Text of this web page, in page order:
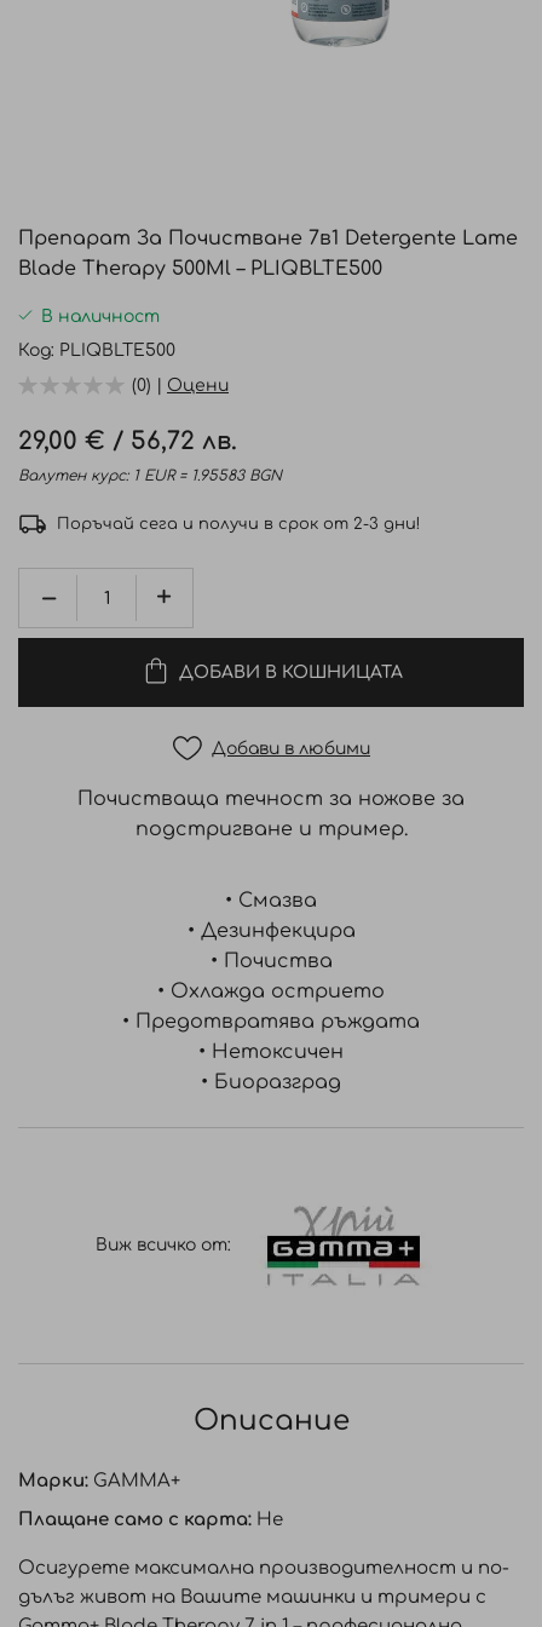
началото
на
галерия
със
Препарат За Почистване 7в1 Detergente Lame
Blade Therapy 500Ml – PLIQBLTE500
В наличност
Код PLIQBLTE500
(0) | Оцени
29,00 € / 56,72 лв.
Валутен курс: 1 EUR = 1.95583 BGN
Поръчай сега и получи в срок от 2-3 дни!
ДОБАВИ В КОШНИЦАТА
Добави в любими
Почистваща течност за ножове за
подстригване и тример.
• Смазва
• Дезинфекцира
• Почиства
• Охлажда острието
• Предотвратява ръждата
• Нетоксичен
• Биоразград
Виж всичко от:
Описание
Марки: GAMMA+
Плащане само с карта: Не
Осигурете максимална производителност и по-
дълъг живот на Вашите машинки и тримери с